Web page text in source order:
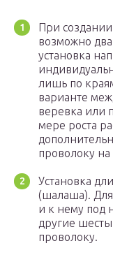
При
возможно
установка
лишь по
варианте
веревка или
мере роста
проволоку на
Установка
(шалаша). Для
и к нему под
другие
проволоку.